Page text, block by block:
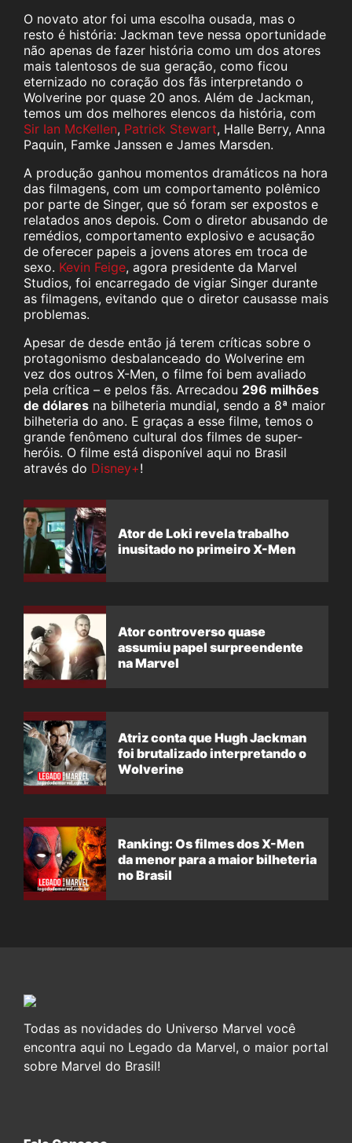
O novato ator foi uma escolha ousada, mas o
resto é história: Jackman teve nessa oportunidade
não apenas de fazer história como um dos atores
mais talentosos de sua geração, como ficou
eternizado no coração dos fãs interpretando o
Wolverine por quase 20 anos. Além de Jackman,
temos um dos melhores elencos da história, com
Sir Ian McKellen, Patrick Stewart, Halle Berry, Anna
Paquin, Famke Janssen e James Marsden.
A produção ganhou momentos dramáticos na hora
das filmagens, com um comportamento polêmico
por parte de Singer, que só foram ser expostos e
relatados anos depois. Com o diretor abusando de
remédios, comportamento explosivo e acusação
de oferecer papeis a jovens atores em troca de
sexo. Kevin Feige, agora presidente da Marvel
Studios, foi encarregado de vigiar Singer durante
as filmagens, evitando que o diretor causasse mais
problemas.
Apesar de desde então já terem críticas sobre o
protagonismo desbalanceado do Wolverine em
vez dos outros X-Men, o filme foi bem avaliado
pela crítica – e pelos fãs. Arrecadou 296 milhões
de dólares na bilheteria mundial, sendo a 8ª maior
bilheteria do ano. E graças a esse filme, temos o
grande fenômeno cultural dos filmes de super-
heróis. O filme está disponível aqui no Brasil
através do Disney+!
Ator de Loki revela trabalho
inusitado no primeiro X-Men
Ator controverso quase
assumiu papel surpreendente
na Marvel
Atriz conta que Hugh Jackman
foi brutalizado interpretando o
Wolverine
Ranking: Os filmes dos X-Men
da menor para a maior bilheteria
no Brasil
Todas as novidades do Universo Marvel você
encontra aqui no Legado da Marvel, o maior portal
sobre Marvel do Brasil!